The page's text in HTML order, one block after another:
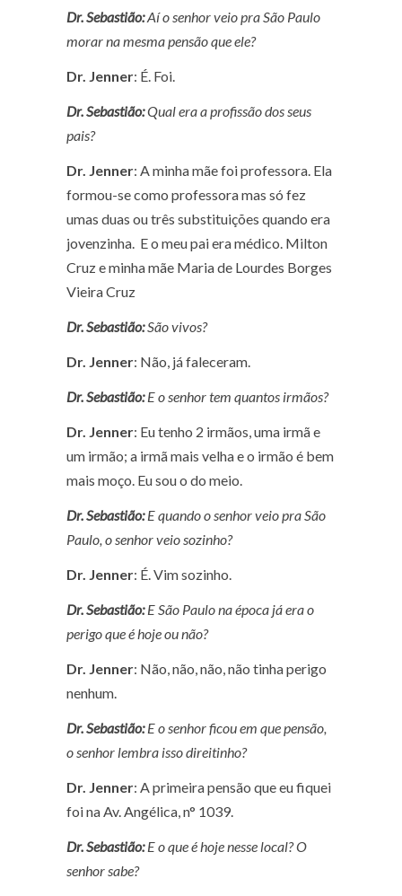
Dr. Sebastião:Aí o senhor veio pra São Paulo
morar na mesma pensão que ele?
Dr. Jenner: É. Foi.
Dr. Sebastião:Qual era a profissão dos seus
pais?
Dr. Jenner: A minha mãe foi professora. Ela
formou-se como professora mas só fez
umas duas ou três substituições quando era
jovenzinha. E o meu pai era médico. Milton
Cruz e minha mãe Maria de Lourdes Borges
Vieira Cruz
Dr. Sebastião:São vivos?
Dr. Jenner: Não, já faleceram.
Dr. Sebastião:E o senhor tem quantos irmãos?
Dr. Jenner: Eu tenho 2 irmãos, uma irmã e
um irmão; a irmã mais velha e o irmão é bem
mais moço. Eu sou o do meio.
Dr. Sebastião:E quando o senhor veio pra São
Paulo, o senhor veio sozinho?
Dr. Jenner: É. Vim sozinho.
Dr. Sebastião:E São Paulo na época já era o
perigo que é hoje ou não?
Dr. Jenner: Não, não, não, não tinha perigo
nenhum.
Dr. Sebastião:E o senhor ficou em que pensão,
o senhor lembra isso direitinho?
Dr. Jenner: A primeira pensão que eu fiquei
foi na Av. Angélica, n° 1039.
Dr. Sebastião:E o que é hoje nesse local? O
senhor sabe?